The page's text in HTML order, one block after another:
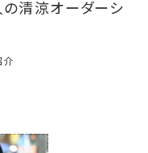
清涼オーダーシ
介